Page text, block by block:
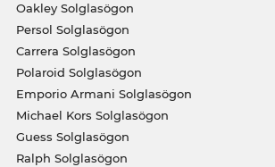
Oakley Solglasögon
Persol Solglasögon
Carrera Solglasögon
Polaroid Solglasögon
Emporio Armani Solglasögon
Michael Kors Solglasögon
Guess Solglasögon
Ralph Solglasögon